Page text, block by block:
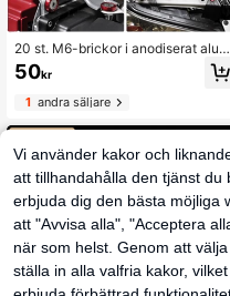
20 st. M6-brickor i anodiserat alumi
nium (10 set) och bultsatser (10 se
t), lämpliga för bil- och motorcykels
tötfångare, infällda skruvar, dekorat
iva skruvar och brickor i flera färger,
bilmodifieringsbrickor, M6-skruvar,
r, motorcykeldelar, husbil, SUV, last
bil
50kr
1andra säljare
Vi använder kakor och
att tillhandahålla den tjänst
erbjuda dig den bästa möjliga
att "Avvisa alla", "Acceptera
när som helst. Genom att
ställa in alla valfria kakor,